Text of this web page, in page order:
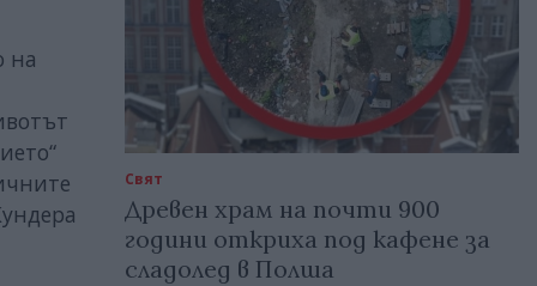
на
Свят
Древен храм на почти 900
години откриха под кафене за
сладолед в Полша